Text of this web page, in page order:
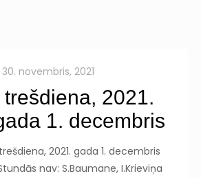
30. novembris, 2021
trešdiena, 2021.
1. decembris
trešdiena, 2021. gada 1. decembris
nav: S.Baumane, I.Krieviņa